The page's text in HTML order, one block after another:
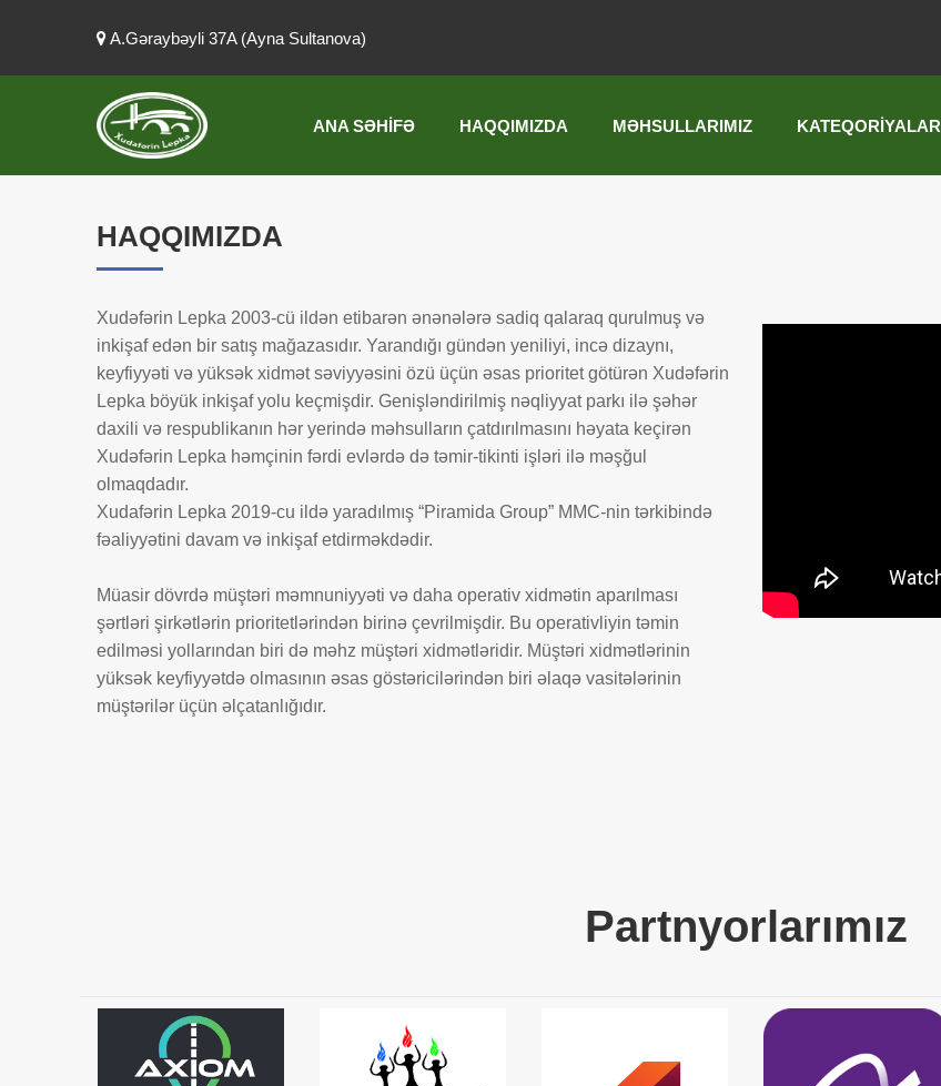
A.Gəraybəyli 37A (Ayna Sultanova)
ANA SƏHIFƏ HAQQIMIZDA MƏHSULLARIMIZ KATEQORIYALAR
HAQQIMIZDA
Xudəfərin Lepka 2003-cü ildən etibarən ənənələrə sadiq qalaraq qurulmuş və
inkişaf edən bir satış mağazasıdır. Yarandığı gündən yeniliyi, incə dizaynı,
keyfiyyəti və yüksək xidmət səviyyəsini özü üçün əsas prioritet götürən Xudəfərin
Lepka böyük inkişaf yolu keçmişdir. Genişləndirilmiş nəqliyyat parkı ilə şəhər
daxili və respublikanın hər yerində məhsulların çatdırılmasını həyata keçirən
Xudəfərin Lepka həmçinin fərdi evlərdə də təmir-tikinti işləri ilə məşğul
olmaqdadır.
Xudafərin Lepka 2019-cu ildə yaradılmış “Piramida Group” MMC-nin tərkibində
fəaliyyətini davam və inkişaf etdirməkdədir.
Müasir dövrdə müştəri məmnuniyyəti və daha operativ xidmətin aparılması
şərtləri şirkətlərin prioritetlərindən birinə çevrilmişdir. Bu operativliyin təmin
edilməsi yollarından biri də məhz müştəri xidmətləridir. Müştəri xidmətlərinin
yüksək keyfiyyətdə olmasının əsas göstəricilərindən biri əlaqə vasitələrinin
müştərilər üçün əlçatanlığıdır.
Partnyorlarımız